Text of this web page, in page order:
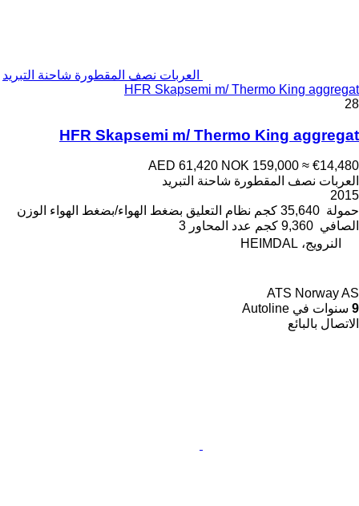
العربات نصف المقطورة شاحنة التبريد
HFR Skapsemi m/ Thermo King aggregat
28
HFR Skapsemi m/ Thermo King aggregat
AED 61,420 NOK 159,000 ≈ €14,480
العربات نصف المقطورة شاحنة التبريد
2015
حمولة 35,640 كجم نظام التعليق بضغط الهواء/بضغط الهواء الوزن
الصافي 9,360 كجم عدد المحاور 3
النرويج، HEIMDAL
ATS Norway AS
9 سنوات في Autoline
الاتصال بالبائع